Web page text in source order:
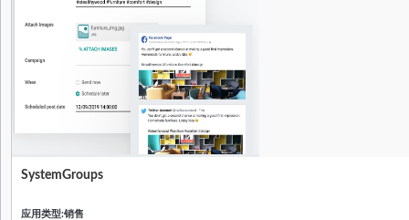
SystemGroups
SystemGroups
应用类型:销售